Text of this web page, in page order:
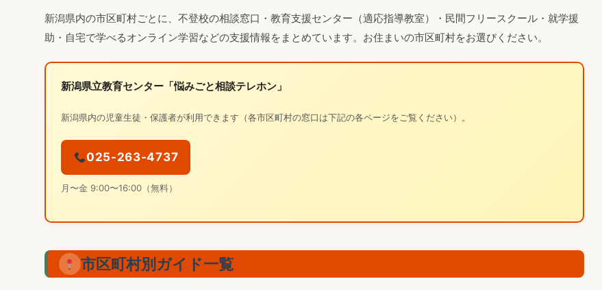
新潟県内の市区町村ごとに、不登校の相談窓口・教育支援センター（適応指導教室）・民間フリースクール・就学援
助・自宅で学べるオンライン学習などの支援情報をまとめています。お住まいの市区町村をお選びください。
新潟県立教育センター「悩みごと相談テレホン」
新潟県内の児童生徒・保護者が利用できます（各市区町村の窓口は下記の各ページをご覧ください）。
025-263-4737
月〜金 9:00〜16:00（無料）
市区町村別ガイド一覧